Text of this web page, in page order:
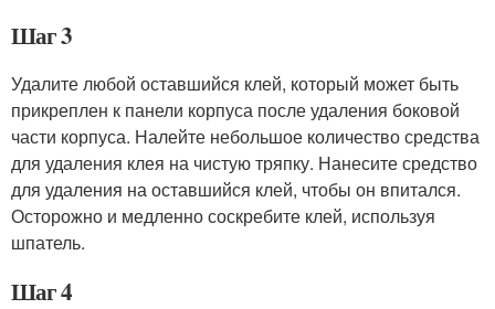
Шаг 3
Удалите любой оставшийся клей, который может быть
прикреплен к панели корпуса после удаления боковой
части корпуса. Налейте небольшое количество средства
для удаления клея на чистую тряпку. Нанесите средство
для удаления на оставшийся клей, чтобы он впитался.
Осторожно и медленно соскребите клей, используя
шпатель.
Шаг 4